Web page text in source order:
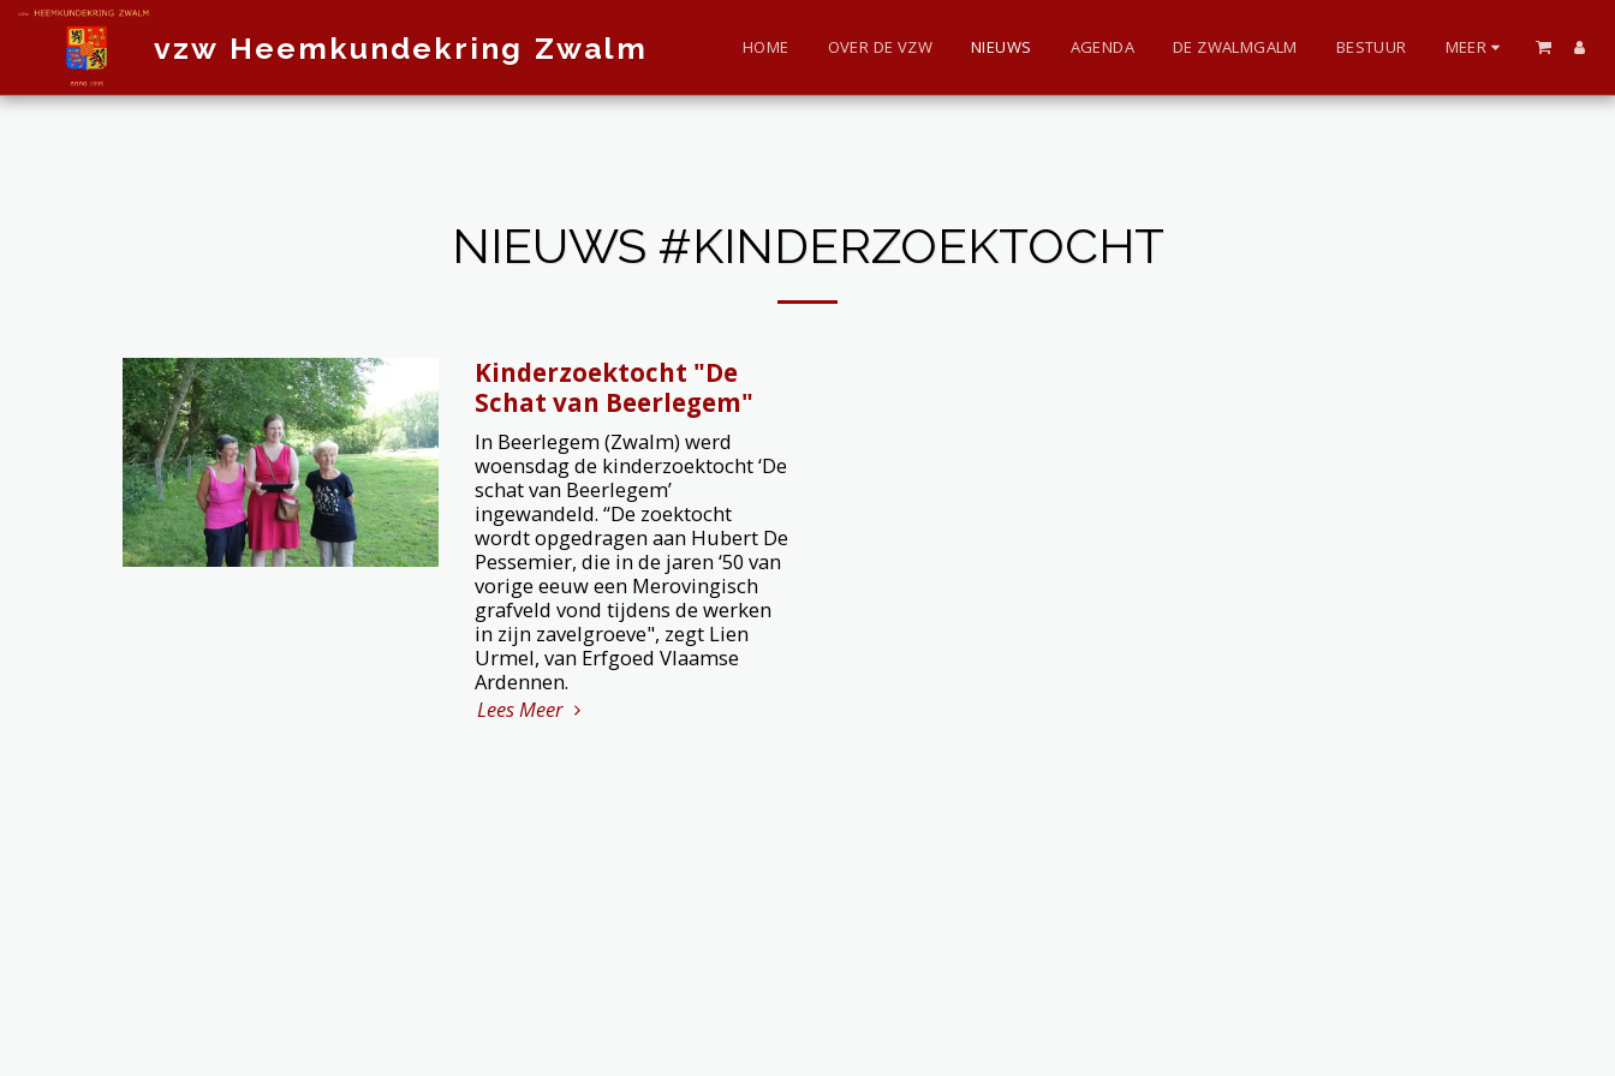
vzw Heemkundekring Zwalm HOME OVER DE VZW NIEUWS AGENDA DE ZWALMGALM BESTUUR MEER
NIEUWS #KINDERZOEKTOCHT
Kinderzoektocht "De
Schat van Beerlegem"
In Beerlegem (Zwalm) werd
woensdag de kinderzoektocht ‘De
schat van Beerlegem’
ingewandeld. “De zoektocht
wordt opgedragen aan Hubert De
Pessemier, die in de jaren ‘50 van
vorige eeuw een Merovingisch
grafveld vond tijdens de werken
in zijn zavelgroeve", zegt Lien
Urmel, van Erfgoed Vlaamse
Ardennen.
Lees Meer